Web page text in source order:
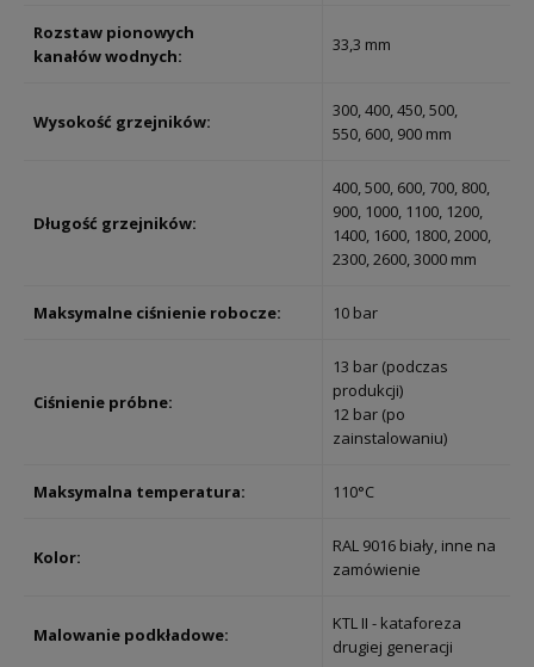
Rozstaw pionowych
kanałów wodnych:
33,3 mm
Wysokość grzejników:
300, 400, 450, 500,
550, 600, 900 mm
Długość grzejników:
400, 500, 600, 700, 800,
900, 1000, 1100, 1200,
1400, 1600, 1800, 2000,
2300, 2600, 3000 mm
Maksymalne ciśnienie robocze: 10 bar
Ciśnienie próbne:
13 bar (podczas
produkcji)
12 bar (po
zainstalowaniu)
Maksymalna temperatura: 110°C
Kolor:
RAL 9016 biały, inne na
zamówienie
Malowanie podkładowe:
KTL II - kataforeza
drugiej generacji